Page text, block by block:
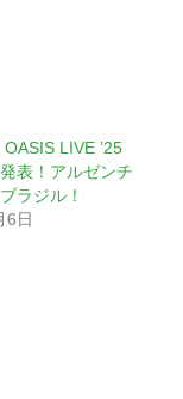
LIVE ’25
表！アルゼンチ
ラジル！
6日